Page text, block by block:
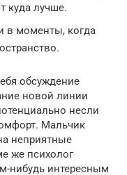
куда лучше.
в моменты, когда
обсуждение
новой линии
несли
Мальчик
неприятные
же психолог
нибудь интересным